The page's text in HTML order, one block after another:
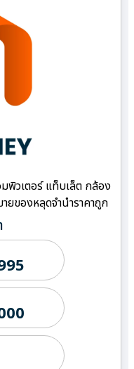
พิวเตอร์ แท็บเล็ต กล้อง
ยของหลุดจำนำราคาถูก